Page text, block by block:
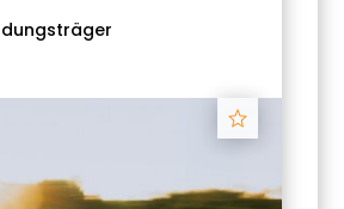
Track